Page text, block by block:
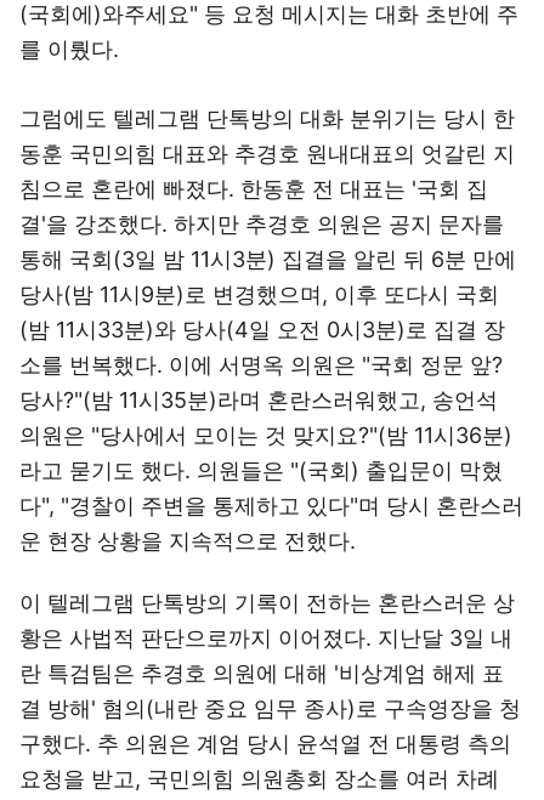
(국회에)와주세요" 등 요청 메시지는 대화 초반에 주
를 이뤘다.
그럼에도 텔레그램 단톡방의 대화 분위기는 당시 한
동훈 국민의힘 대표와 추경호 원내대표의 엇갈린 지
침으로 혼란에 빠졌다. 한동훈 전 대표는 '국회 집
결'을 강조했다. 하지만 추경호 의원은 공지 문자를
통해 국회(3일 밤 11시3분) 집결을 알린 뒤 6분 만에
당사(밤 11시9분)로 변경했으며, 이후 또다시 국회
(밤 11시33분)와 당사(4일 오전 0시3분)로 집결 장
소를 번복했다. 이에 서명옥 의원은 "국회 정문 앞?
당사?"(밤 11시35분)라며 혼란스러워했고, 송언석
의원은 "당사에서 모이는 것 맞지요?"(밤 11시36분)
라고 묻기도 했다. 의원들은 "(국회) 출입문이 막혔
다", "경찰이 주변을 통제하고 있다"며 당시 혼란스러
운 현장 상황을 지속적으로 전했다.
이 텔레그램 단톡방의 기록이 전하는 혼란스러운 상
황은 사법적 판단으로까지 이어졌다. 지난달 3일 내
란 특검팀은 추경호 의원에 대해 '비상계엄 해제 표
결 방해' 혐의(내란 중요 임무 종사)로 구속영장을 청
구했다. 추 의원은 계엄 당시 윤석열 전 대통령 측의
요청을 받고, 국민의힘 의원총회 장소를 여러 차례